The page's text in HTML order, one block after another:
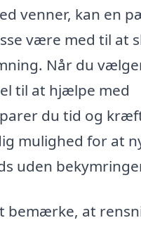
venner, kan en
være med til at
Når du
til at hjælpe med
du tid og
mulighed for at
uden
bemærke, at